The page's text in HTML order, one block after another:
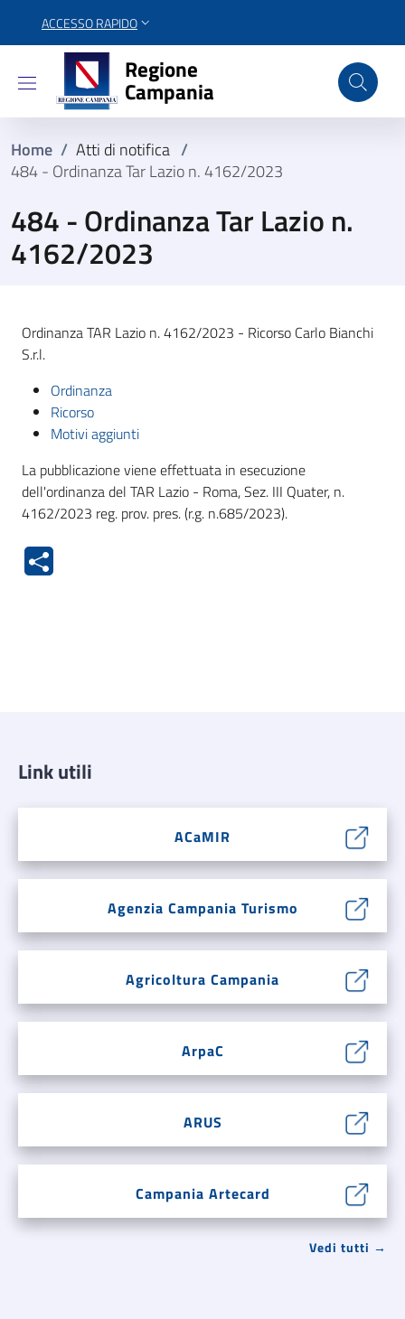
ACCESSO RAPIDO
Regione Campania
Regione
Campania
Home / Atti di notifica /
484 - Ordinanza Tar Lazio n. 4162/2023
484 - Ordinanza Tar Lazio n.
4162/2023
Ordinanza TAR Lazio n. 4162/2023 - Ricorso Carlo Bianchi
S.r.l.
Ordinanza
Ricorso
Motivi aggiunti
La pubblicazione viene effettuata in esecuzione
dell'ordinanza del TAR Lazio - Roma, Sez. III Quater, n.
4162/2023 reg. prov. pres. (r.g. n.685/2023).
Link utili
ACaMIR
Agenzia Campania Turismo
Agricoltura Campania
ArpaC
ARUS
Campania Artecard
Vedi tutti →